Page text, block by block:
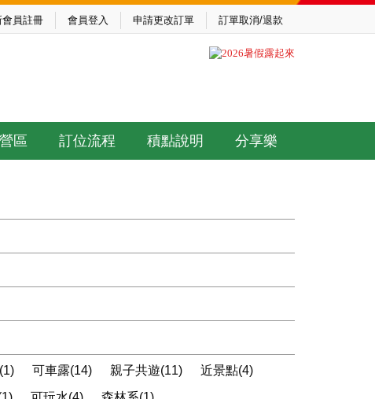
會員註冊 會員登入 申請更改訂單 訂單取消/退款
區 訂位流程 積點說明 分享樂
可車露(14) 親子共遊(11)
近景點(4)